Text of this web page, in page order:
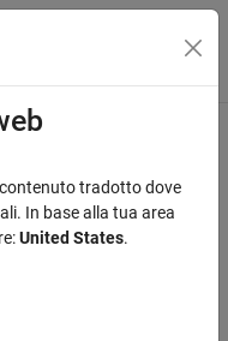
navigazione
information?
tradotto dove
In base alla tua area
United States.